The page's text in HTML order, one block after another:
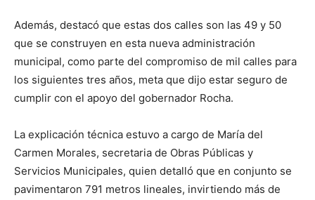
Además, destacó que estas dos calles son las 49 y 50
que se construyen en esta nueva administración
municipal, como parte del compromiso de mil calles para
los siguientes tres años, meta que dijo estar seguro de
cumplir con el apoyo del gobernador Rocha.
La explicación técnica estuvo a cargo de María del
Carmen Morales, secretaria de Obras Públicas y
Servicios Municipales, quien detalló que en conjunto se
pavimentaron 791 metros lineales, invirtiendo más de